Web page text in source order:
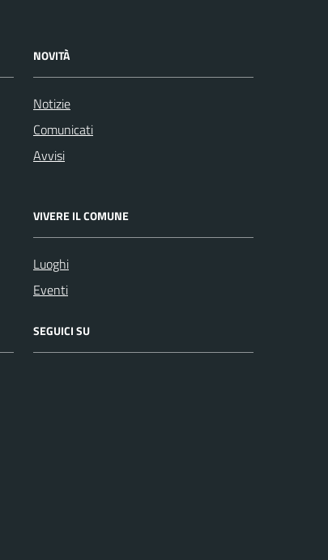
NOVITÀ
Notizie
Comunicati
Avvisi
VIVERE IL COMUNE
Luoghi
Eventi
SEGUICI SU